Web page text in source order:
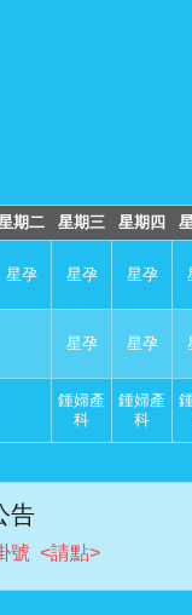
期二 星期三 星期四
星孕 星孕 星孕
星孕 星孕
鍾婦產
科
鍾婦產
科
告
號 <請點>